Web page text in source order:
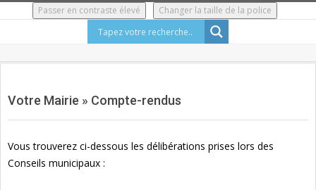
Passer en contraste élevé Changer la taille de la police
Menu
Votre Mairie » Compte-rendus
Vous trouverez ci-dessous les délibérations prises lors des
Conseils municipaux :